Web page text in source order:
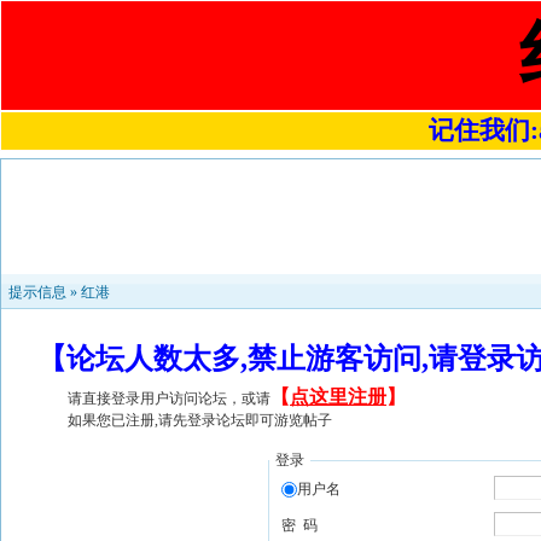
记住我们
提示信息 » 红港
【论坛人数太多,禁止游客访问,请登
请直接登录用户访问论坛，或请 【 点这里注册】
如果您已注册,请先登录论坛即可游览帖子
登录
用户名
密 码